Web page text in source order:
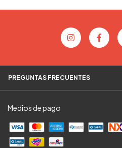
PREGUNTAS FRECUENTES
Medios de pago